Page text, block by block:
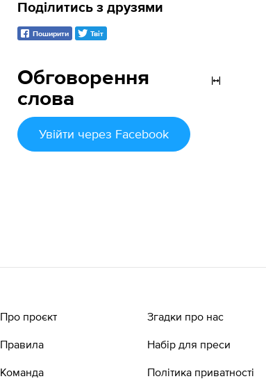
Обговорення
слова
Увійти через Facebook
Поділитись з друзями
Поширити Твіт
Про проєкт
Правила
Команда
Згадки про нас
Набір для преси
Політика приватності